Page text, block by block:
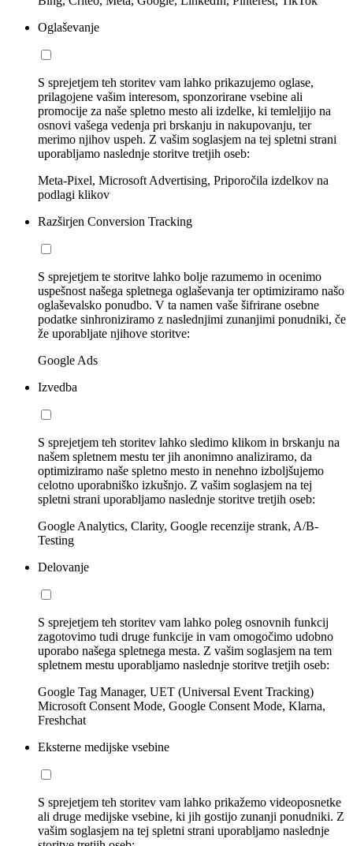
Oglaševanje
S sprejetjem teh storitev vam lahko prikazujemo oglase,
prilagojene vašim interesom, sponzorirane vsebine ali
promocije za naše spletno mesto ali izdelke, ki temleljijo na
osnovi vašega vedenja pri brskanju in nakupovanju, ter
merimo njihov uspeh. Z vašim soglasjem na tej spletni strani
uporabljamo naslednje storitve tretjih oseb:
Meta-Pixel, Microsoft Advertising, Priporočila izdelkov na
podlagi klikov
Razširjen Conversion Tracking
S sprejetjem te storitve lahko bolje razumemo in ocenimo
uspešnost našega spletnega oglaševanja ter optimiziramo našo
oglaševalsko ponudbo. V ta namen vaše šifrirane osebne
podatke sinhroniziramo z naslednjimi zunanjimi ponudniki, če
že uporabljate njihove storitve:
Google Ads
Izvedba
S sprejetjem teh storitev lahko sledimo klikom in brskanju na
našem spletnem mestu ter jih anonimno analiziramo, da
optimiziramo naše spletno mesto in nenehno izboljšujemo
celotno uporabniško izkušnjo. Z vašim soglasjem na tej
spletni strani uporabljamo naslednje storitve tretjih oseb:
Google Analytics, Clarity, Google recenzije strank, A/B-
Testing
Delovanje
S sprejetjem teh storitev vam lahko poleg osnovnih funkcij
zagotovimo tudi druge funkcije in vam omogočimo udobno
uporabo našega spletnega mesta. Z vašim soglasjem na tem
spletnem mestu uporabljamo naslednje storitve tretjih oseb:
Google Tag Manager, UET (Universal Event Tracking)
Microsoft Consent Mode, Google Consent Mode, Klarna,
Freshchat
Eksterne medijske vsebine
S sprejetjem teh storitev vam lahko prikažemo videoposnetke
ali druge medijske vsebine, ki jih gostijo zunanji ponudniki. Z
vašim soglasjem na tej spletni strani uporabljamo naslednje